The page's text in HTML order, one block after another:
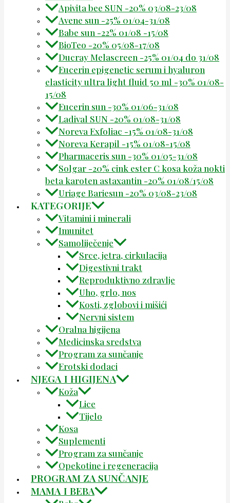
Apivita bee SUN -20% 03/08-23/08
Avene sun -25% 01/04-31/08
Babe sun -22% 01/08 -15/08
BioTeo -20% 05/08-17/08
Ducray Melascreen -25% 01/04 do 31/08
Eucerin epigenetic serum i hyaluron
elasticity ultra light fluid 50 ml -30% 01/08-
15/08
Eucerin sun -30% 01/06-31/08
Ladival SUN -20% 01/08-31/08
Noreva Exfoliac -15% 01/08-31/08
Noreva Kerapil -15% 01/08-15/08
Pharmaceris sun -30% 01/05-31/08
Solgar -20% cink ester C kosa koža nokti
beta karoten astaxantin -20% 01/08/15/08
Uriage Bariesun -20% 03/08-23/08
KATEGORIJE
Vitamini i minerali
Imunitet
Samoliječenje
Srce, jetra, cirkulacija
Digestivni trakt
Reproduktivno zdravlje
Uho, grlo, nos
Kosti, zglobovi i mišići
Nervni sistem
Oralna higijena
Medicinska sredstva
Program za sunčanje
Erotski dodaci
NJEGA I HIGIJENA
Koža
Lice
Tijelo
Kosa
Suplementi
Program za sunčanje
Opekotine i regeneracija
PROGRAM ZA SUNČANJE
MAMA I BEBA